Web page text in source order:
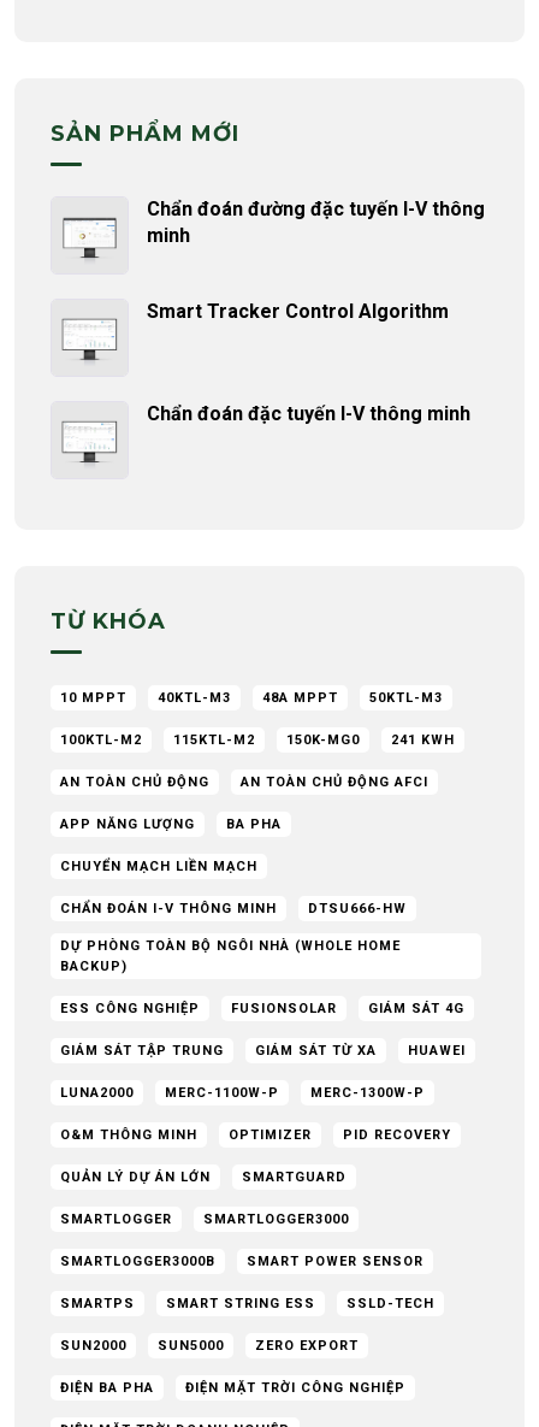
SẢN PHẨM MỚI
Chẩn đoán đường đặc tuyến I-V thông
minh
Smart Tracker Control Algorithm
Chẩn đoán đặc tuyến I-V thông minh
TỪ KHÓA
10 MPPT 40KTL-M3 48A MPPT 50KTL-M3
100KTL-M2 115KTL-M2 150K-MG0 241 KWH
AN TOÀN CHỦ ĐỘNG AN TOÀN CHỦ ĐỘNG AFCI
APP NĂNG LƯỢNG BA PHA
CHUYỂN MẠCH LIỀN MẠCH
CHẨN ĐOÁN I-V THÔNG MINH DTSU666-HW
DỰ PHÒNG TOÀN BỘ NGÔI NHÀ (WHOLE HOME
BACKUP)
ESS CÔNG NGHIỆP FUSIONSOLAR GIÁM SÁT 4G
GIÁM SÁT TẬP TRUNG GIÁM SÁT TỪ XA HUAWEI
LUNA2000 MERC-1100W-P MERC-1300W-P
O&M THÔNG MINH OPTIMIZER PID RECOVERY
QUẢN LÝ DỰ ÁN LỚN SMARTGUARD
SMARTLOGGER SMARTLOGGER3000
SMARTLOGGER3000B SMART POWER SENSOR
SMARTPS SMART STRING ESS SSLD-TECH
SUN2000 SUN5000 ZERO EXPORT
ĐIỆN BA PHA ĐIỆN MẶT TRỜI CÔNG NGHIỆP